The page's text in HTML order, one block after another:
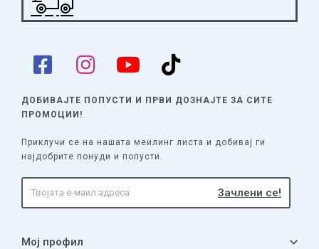
ДОБИВАЈТЕ ПОПУСТИ И ПРВИ ДОЗНАЈТЕ ЗА СИТЕ
ПРОМОЦИИ!
Приклучи се на нашата меилинг листа и добивај ги
најдобрите понуди и попусти.
Мој профил